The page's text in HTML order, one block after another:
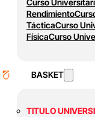
Curso
Rendimiento
TácticaCurso
FísicaCurso
BASKET
TITULO